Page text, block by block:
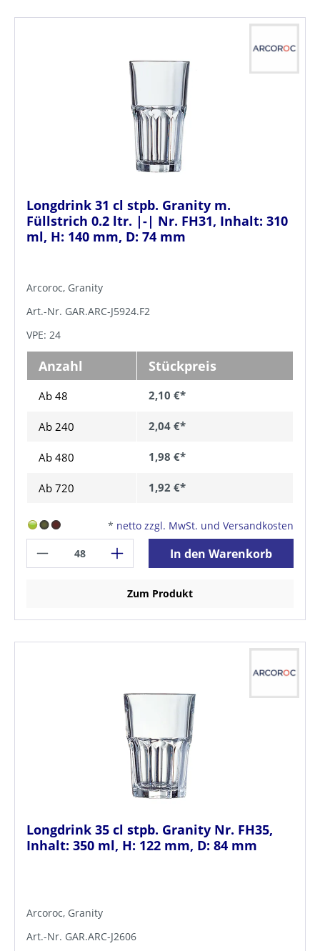
Longdrink 31 cl stpb. Granity m.
Füllstrich 0.2 ltr. |-| Nr. FH31, Inhalt: 310
ml, H: 140 mm, D: 74 mm
Arcoroc, Granity
Art.-Nr. GAR.ARC-J5924.F2
VPE: 24
Anzahl Stückpreis
Ab 48 2,10 €*
Ab 240 2,04 €*
Ab 480 1,98 €*
Ab 720 1,92 €*
* netto zzgl. MwSt. und Versandkosten
In den Warenkorb
Zum Produkt
Longdrink 35 cl stpb. Granity Nr. FH35,
Inhalt: 350 ml, H: 122 mm, D: 84 mm
Arcoroc, Granity
Art.-Nr. GAR.ARC-J2606